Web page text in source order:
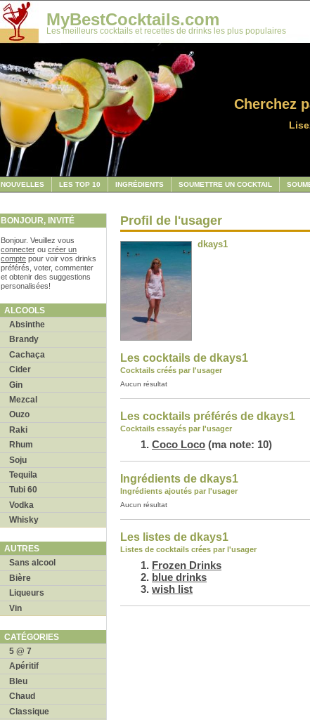
MyBestCocktails.com
Les meilleurs cocktails et recettes de drinks les plus populaires
Cherchez
NOUVELLES LES TOP 10 INGRÉDIENTS SOUMETTRE UN COCKTAIL
BONJOUR, INVITÉ
Bonjour. Veuillez vous
connecter ou créer un
compte pour voir vos drinks
préférés, voter, commenter
et obtenir des suggestions
personalisées!
ALCOOLS
Absinthe
Brandy
Cachaça
Cider
Gin
Mezcal
Ouzo
Raki
Rhum
Soju
Tequila
Tubi 60
Vodka
Whisky
AUTRES
Sans alcool
Bière
Liqueurs
Vin
CATÉGORIES
5 @ 7
Apéritif
Bleu
Chaud
Classique
Profil de l'usager
dkays1
Les cocktails de dkays1
Cocktails créés par l'usager
Aucun résultat
Les cocktails préférés de dkays1
Cocktails essayés par l'usager
Coco Loco (ma note: 10)
Ingrédients de dkays1
Ingrédients ajoutés par l'usager
Aucun résultat
Les listes de dkays1
Listes de cocktails crées par l'usager
Frozen Drinks
blue drinks
wish list